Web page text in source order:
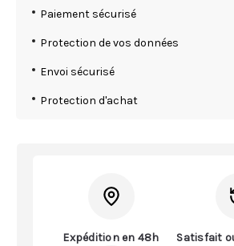
Paiement sécurisé
Protection de vos données
Envoi sécurisé
Protection d'achat
Expédition en 48h Satisfait